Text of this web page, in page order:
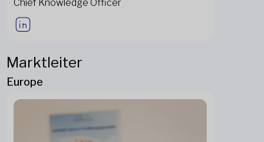
Chief Knowledge Officer
Marktleiter
Europe